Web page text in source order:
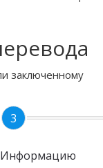
заключенному
3
Информацию